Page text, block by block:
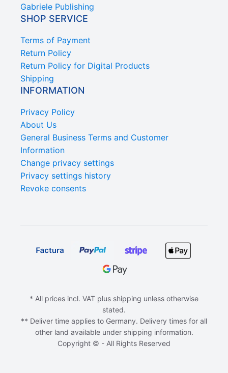
Gabriele Publishing
SHOP SERVICE
Terms of Payment
Return Policy
Return Policy for Digital Products
Shipping
INFORMATION
Privacy Policy
About Us
General Business Terms and Customer
Information
Change privacy settings
Privacy settings history
Revoke consents
* All prices incl. VAT plus shipping unless otherwise
stated.
** Deliver time applies to Germany. Delivery times for all
other land available under shipping information.
Copyright © - All Rights Reserved